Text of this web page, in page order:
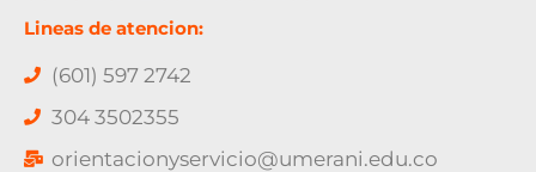
Lineas de atencion:
(601) 597 2742
304 3502355
orientacionyservicio@umerani.edu.co